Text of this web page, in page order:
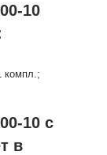
10
компл.;
10 с
в